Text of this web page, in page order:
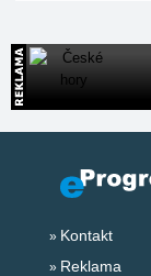
Kontakt
Reklama